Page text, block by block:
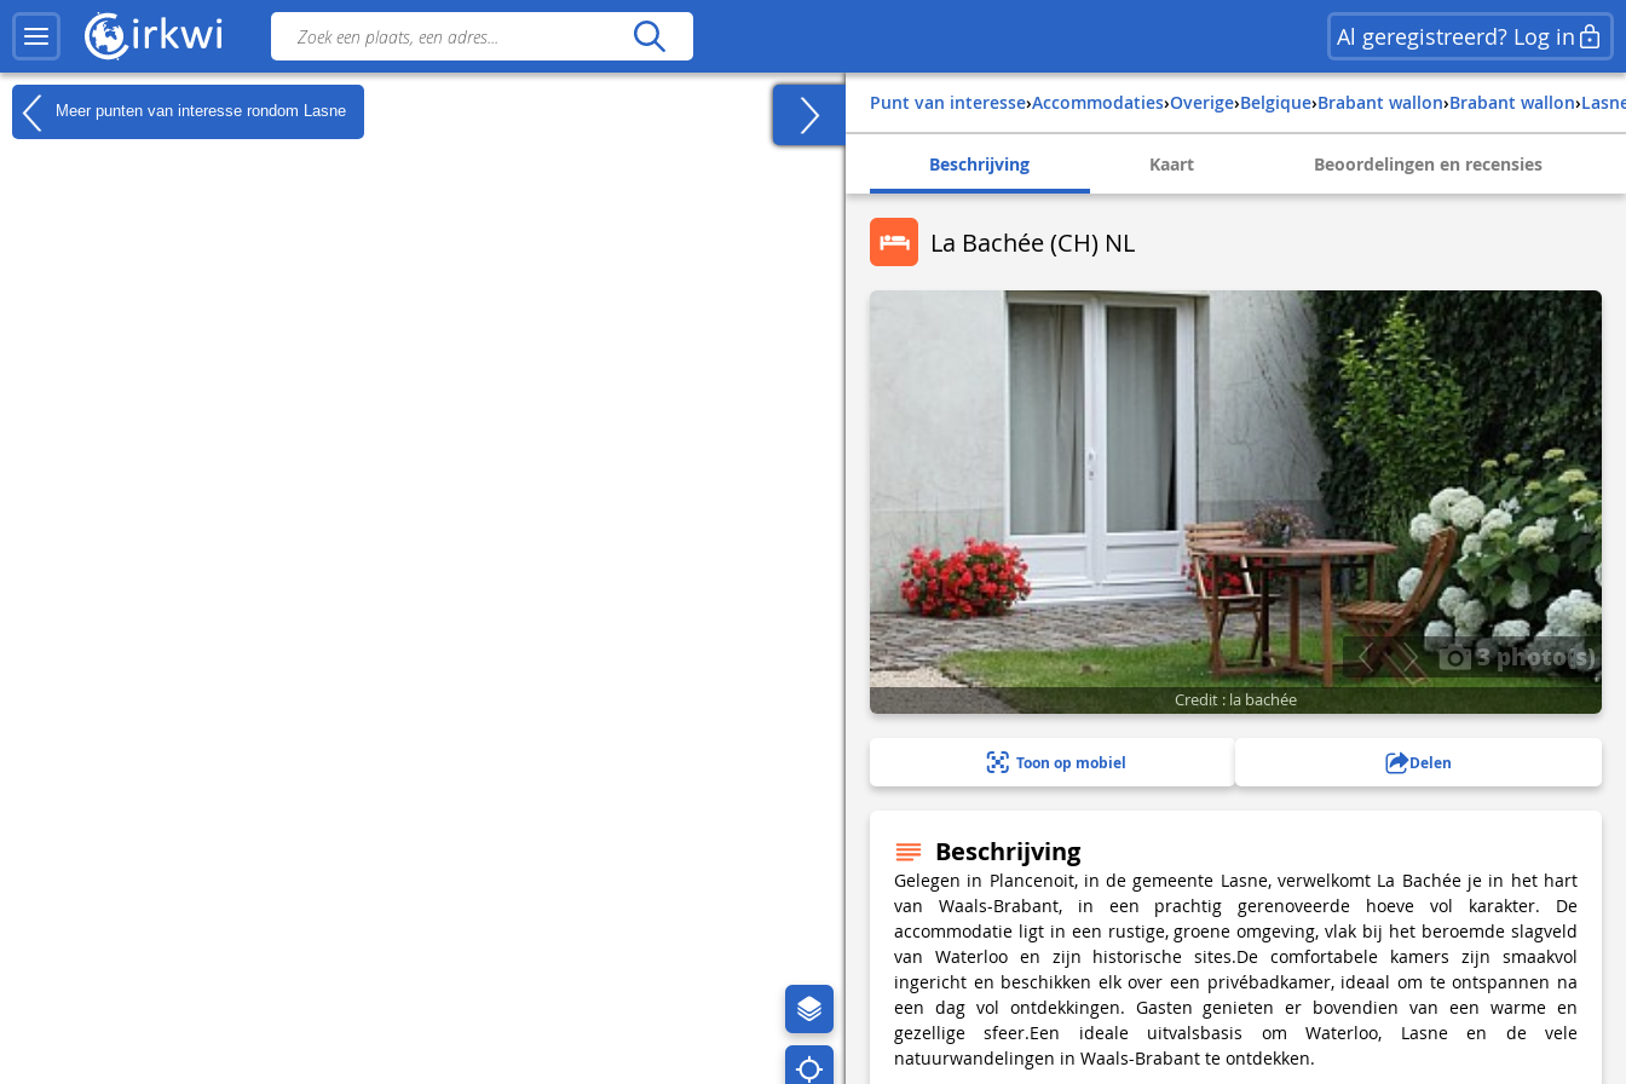
Al geregistreerd? Log in
Meer punten van interesse rondom Lasne Punt van interesse› Accommodaties› Overige› belgique› brabant wallon› brabant wallon›
Beschrijving Kaart Beoordelingen en recensies
La Bachée (CH) NL
3 photo(s)
Credit : la bachée
Toon op mobiel Delen
Beschrijving
Gelegen in Plancenoit, in de gemeente Lasne, verwelkomt La Bachée je in het hart
van Waals-Brabant, in een prachtig gerenoveerde hoeve vol karakter. De
accommodatie ligt in een rustige, groene omgeving, vlak bij het beroemde slagveld
van Waterloo en zijn historische sites.De comfortabele kamers zijn smaakvol
ingericht en beschikken elk over een privébadkamer, ideaal om te ontspannen na
een dag vol ontdekkingen. Gasten genieten er bovendien van een warme en
gezellige sfeer.Een ideale uitvalsbasis om Waterloo, Lasne en de vele
natuurwandelingen in Waals-Brabant te ontdekken.